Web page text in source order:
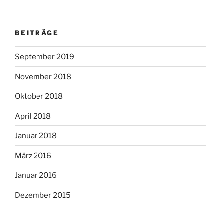
BEITRÄGE
September 2019
November 2018
Oktober 2018
April 2018
Januar 2018
März 2016
Januar 2016
Dezember 2015